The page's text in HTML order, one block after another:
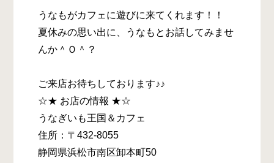
うなもがカフェに遊びに来てくれます！！
夏休みの思い出に、うなもとお話してみませ
んか＾Ｏ＾？
ご来店お待ちしております♪♪
☆★ お店の情報 ★☆
うなぎいも王国＆カフェ
住所：〒432-8055
静岡県浜松市南区卸本町50